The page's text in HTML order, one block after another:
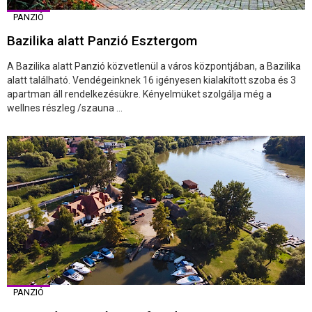
PANZIÓ
Bazilika alatt Panzió Esztergom
A Bazilika alatt Panzió közvetlenül a város központjában, a Bazilika
alatt található. Vendégeinknek 16 igényesen kialakított szoba és 3
apartman áll rendelkezésükre. Kényelmüket szolgálja még a
wellnes részleg /szauna ...
PANZIÓ